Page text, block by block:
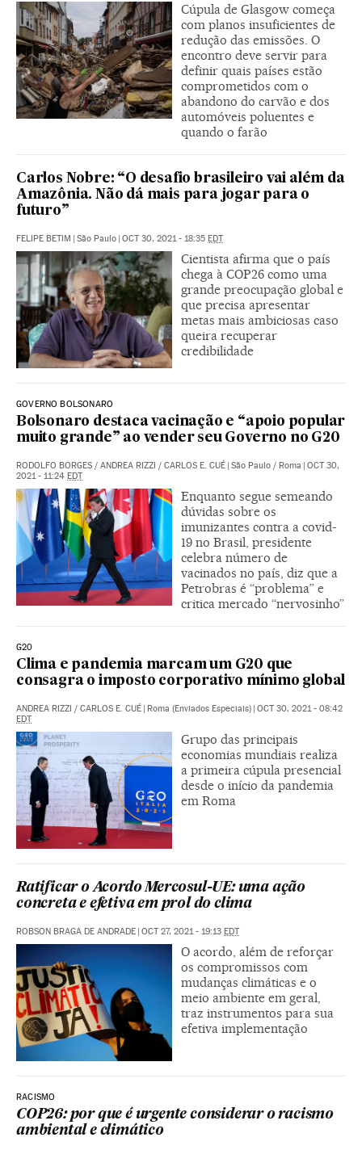
Cúpula de Glasgow começa
com planos insuficientes de
redução das emissões. O
encontro deve servir para
definir quais países estão
comprometidos com o
abandono do carvão e dos
automóveis poluentes e
quando o farão
Carlos Nobre: “O desafio brasileiro vai além da
Amazônia. Não dá mais para jogar para o
futuro”
FELIPE BETIM | São Paulo | OCT 30, 2021 - 18:35 EDT
Cientista afirma que o país
chega à COP26 como uma
grande preocupação global e
que precisa apresentar
metas mais ambiciosas caso
queira recuperar
credibilidade
GOVERNO BOLSONARO
Bolsonaro destaca vacinação e “apoio popular
muito grande” ao vender seu Governo no G20
RODOLFO BORGES / ANDREA RIZZI / CARLOS E. CUÉ | São Paulo / Roma | OCT 30,
2021 - 11:24 EDT
Enquanto segue semeando
dúvidas sobre os
imunizantes contra a covid-
19 no Brasil, presidente
celebra número de
vacinados no país, diz que a
Petrobras é “problema” e
critica mercado “nervosinho”
G20
Clima e pandemia marcam um G20 que
consagra o imposto corporativo mínimo global
ANDREA RIZZI / CARLOS E. CUÉ | Roma (Enviados Especiais) | OCT 30, 2021 - 08:42
EDT
Grupo das principais
economias mundiais realiza
a primeira cúpula presencial
desde o início da pandemia
em Roma
Ratificar o Acordo Mercosul-UE: uma ação
concreta e efetiva em prol do clima
ROBSON BRAGA DE ANDRADE | OCT 27, 2021 - 19:13 EDT
O acordo, além de reforçar
os compromissos com
mudanças climáticas e o
meio ambiente em geral,
traz instrumentos para sua
efetiva implementação
RACISMO
COP26: por que é urgente considerar o racismo
ambiental e climático